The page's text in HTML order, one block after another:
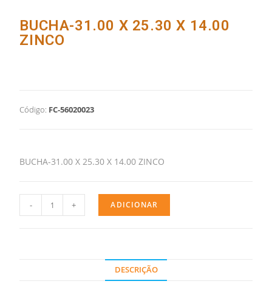
BUCHA-31.00 X 25.30 X 14.00
ZINCO
Código: FC-56020023
BUCHA-31.00 X 25.30 X 14.00 ZINCO
- + ADICIONAR
DESCRIÇÃO